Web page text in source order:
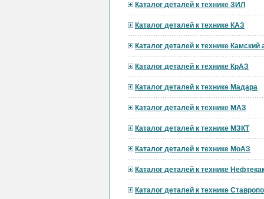
Каталог деталей к технике ЗИЛ
Каталог деталей к технике КАЗ
Каталог деталей к технике Камский
Каталог деталей к технике КрАЗ
Каталог деталей к технике Мадара
Каталог деталей к технике МАЗ
Каталог деталей к технике МЗКТ
Каталог деталей к технике МоАЗ
Каталог деталей к технике
Каталог деталей к технике